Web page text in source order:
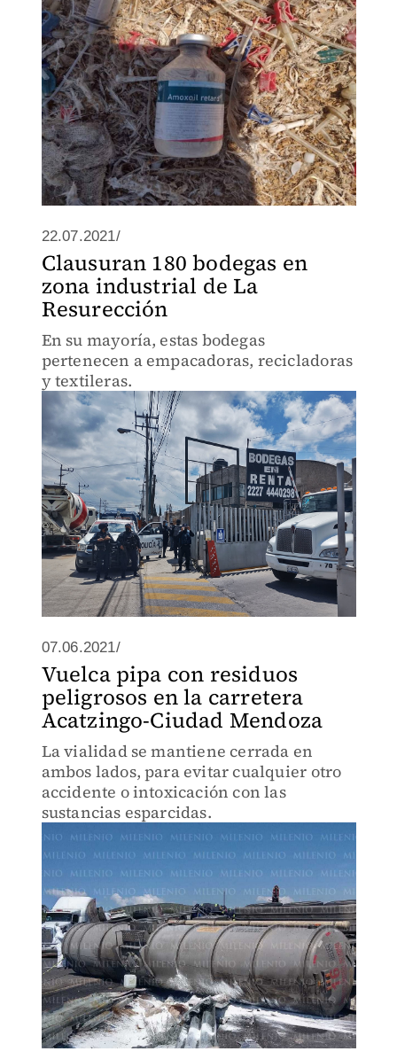
22.07.2021/
Clausuran 180 bodegas en
zona industrial de La
Resurección
En su mayoría, estas bodegas
pertenecen a empacadoras, recicladoras
y textileras.
07.06.2021/
Vuelca pipa con residuos
peligrosos en la carretera
Acatzingo-Ciudad Mendoza
La vialidad se mantiene cerrada en
ambos lados, para evitar cualquier otro
accidente o intoxicación con las
sustancias esparcidas.